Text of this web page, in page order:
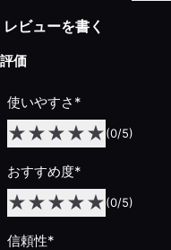
レビューを書く
評価
使いやすさ *
★★★★★(0/5)
おすすめ度*
★★★★★(0/5)
信頼性*